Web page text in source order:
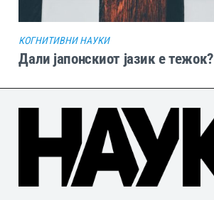
КОГНИТИВНИ НАУКИ
Дали јапонскиот јазик е тежок?